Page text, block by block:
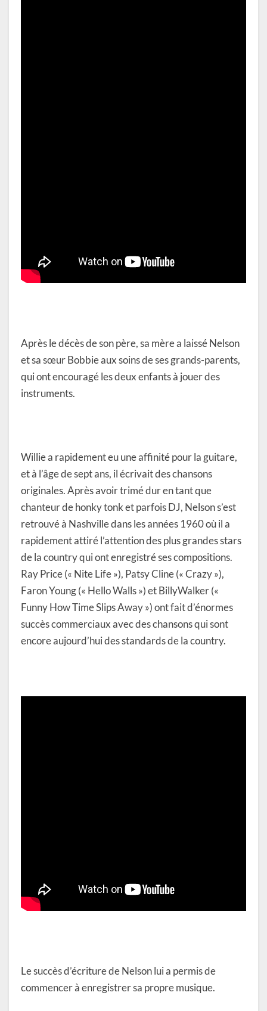
Après le décès de son père, sa mère a laissé Nelson
et sa sœur Bobbie aux soins de ses grands-parents,
qui ont encouragé les deux enfants à jouer des
instruments.
Willie a rapidement eu une affinité pour la guitare,
et à l’âge de sept ans, il écrivait des chansons
originales. Après avoir trimé dur en tant que
chanteur de honky tonk et parfois DJ, Nelson s’est
retrouvé à Nashville dans les années 1960 où il a
rapidement attiré l’attention des plus grandes stars
de la country qui ont enregistré ses compositions.
Ray Price (« Nite Life »), Patsy Cline (« Crazy »),
Faron Young (« Hello Walls ») et BillyWalker («
Funny How Time Slips Away ») ont fait d’énormes
succès commerciaux avec des chansons qui sont
encore aujourd’hui des standards de la country.
Le succès d’écriture de Nelson lui a permis de
commencer à enregistrer sa propre musique.